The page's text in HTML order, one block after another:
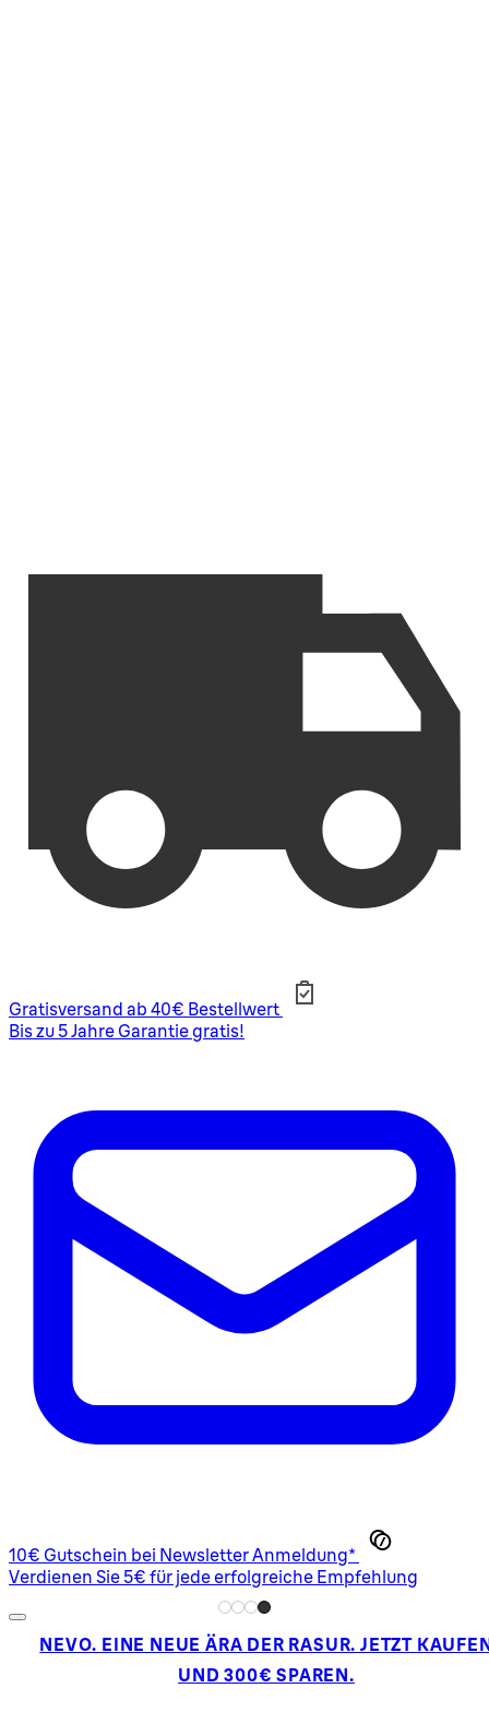
Gratisversand ab 40€ Bestellwert
Bis zu 5 Jahre Garantie gratis!
10€ Gutschein bei Newsletter Anmeldung*
Verdienen Sie 5€ für jede erfolgreiche Empfehlung
NEVO. EINE NEUE ÄRA DER RASUR. JETZT
UND 300€ SPAREN.